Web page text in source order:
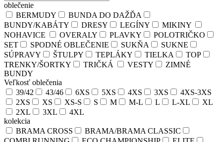
oblečenie
BERMUDY
BUNDA DO DAŽĎA
BUNDY/KABÁTY
DRESY LEGÍNY
MIKINY
NOHAVICE
OVERALY PLAVKY
POLOTRIČKO
SET
SPODNÉ OBLEČENIE SUKŇA
SUKNE
SÚPRAVY
ŠTULPY TEPLÁKY TIELKA
TOP
TRENKY/ŠORTKY
TRIČKÁ VESTY
ZIMNÉ
BUNDY
Veľkosť oblečenia
39/42
43/46 6XS 5XS 4XS 3XS
4XS-3XS
2XS
XS XS-S S M M-L L L-XL
XL
2XL
3XL
4XL
kolekcia
BRAMA CROSS
BRAMA/BRAMA CLASSIC